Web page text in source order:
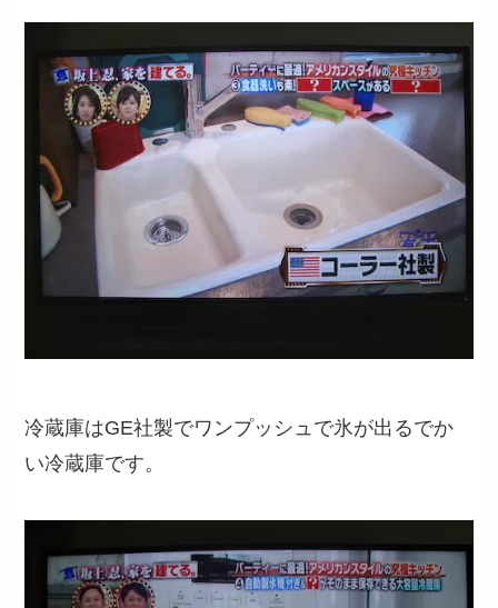
冷蔵庫はGE社製でワンプッシュで氷が出るでか
い冷蔵庫です。